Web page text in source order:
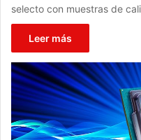
selecto con muestras de
Leer más